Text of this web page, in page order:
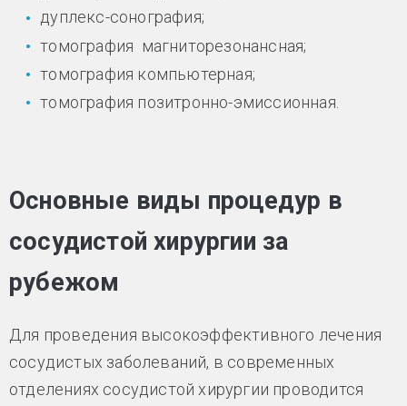
дуплекс-сонография;
томография магниторезонансная;
томография компьютерная;
томография позитронно-эмиссионная.
Основные виды процедур в
сосудистой хирургии за
рубежом
Для проведения высокоэффективного лечения
сосудистых заболеваний, в современных
отделениях сосудистой хирургии проводится